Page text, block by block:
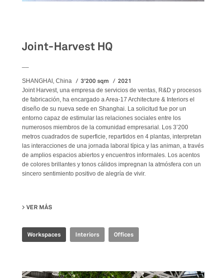
Joint-Harvest HQ
SHANGHAI, China 3'200 sqm 2021
Joint Harvest, una empresa de servicios de ventas, R&D y procesos
de fabricación, ha encargado a Area-17 Architecture & Interiors el
diseño de su nueva sede en Shanghai. La solicitud fue por un
entorno capaz de estimular las relaciones sociales entre los
numerosos miembros de la comunidad empresarial. Los 3’200
metros cuadrados de superficie, repartidos en 4 plantas, interpretan
las interacciones de una jornada laboral típica y las animan, a través
de amplios espacios abiertos y encuentros informales. Los acentos
de colores brillantes y tonos cálidos impregnan la atmósfera con un
sincero sentimiento positivo de alegría de vivir.
VER MÁS
Workspaces Interiors Offices